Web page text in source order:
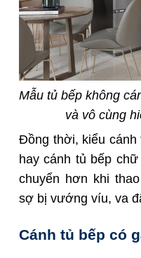
Mẫu tủ bếp không
và vô cùng
Đồng thời, kiểu cánh
hay cánh tủ bếp
chuyển hơn khi
sợ bị vướng víu, va
Cánh tủ bếp có